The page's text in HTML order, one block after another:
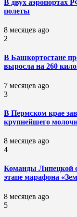
В двух аэропортах
полеты
8 месяцев ago
2
В Башкортостане
выросла на 260
7 месяцев ago
3
В Пермском крае
крупнейшего
8 месяцев ago
4
Команды Липецкой
этапе марафона
8 месяцев ago
5